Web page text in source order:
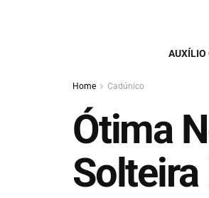
AUXÍLIO
Home Cadúnico
Ótima
Solteira